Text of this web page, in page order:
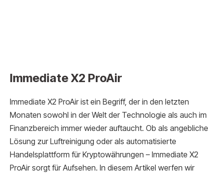
Immediate X2 ProAir
Immediate X2 ProAir ist ein Begriff, der in den letzten
Monaten sowohl in der Welt der Technologie als auch im
Finanzbereich immer wieder auftaucht. Ob als angebliche
Lösung zur Luftreinigung oder als automatisierte
Handelsplattform für Kryptowährungen – Immediate X2
ProAir sorgt für Aufsehen. In diesem Artikel werfen wir